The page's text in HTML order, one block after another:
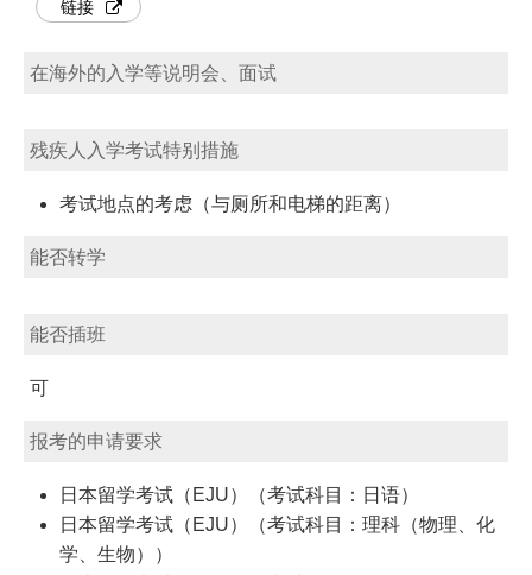
链接
在海外的入学等说明会、面试
残疾人入学考试特别措施
考试地点的考虑（与厕所和电梯的距离）
能否转学
能否插班
可
报考的申请要求
日本留学考试（EJU）（考试科目：日语）
日本留学考试（EJU）（考试科目：理科（物理、化
学、生物））